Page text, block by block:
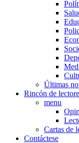
Últimas
Rincón de
menu
Cartas de
Contáctese